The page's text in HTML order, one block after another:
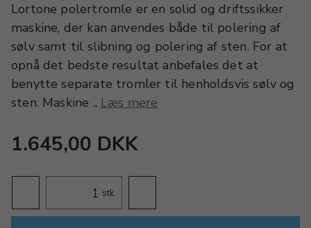
Lortone polertromle er en solid og driftssikker
maskine, der kan anvendes både til polering af
sølv samt til slibning og polering af sten. For at
opnå det bedste resultat anbefales det at
benytte separate tromler til henholdsvis sølv og
sten. Maskine .. Læs mere
1.645,00 DKK
stk.